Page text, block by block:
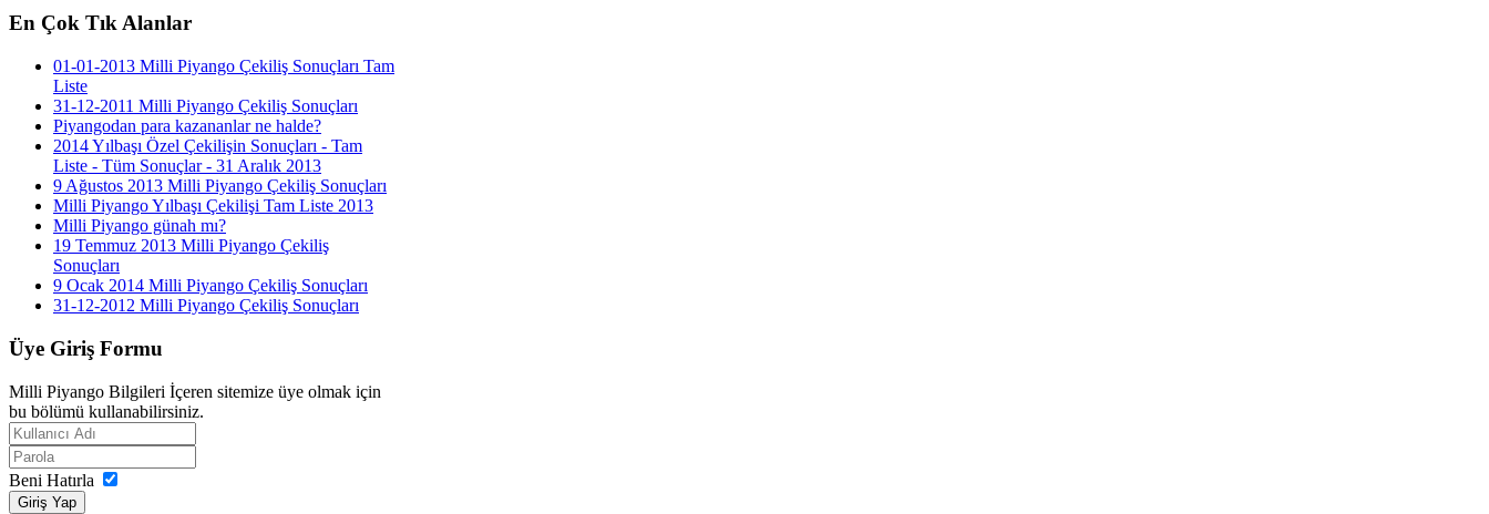
En Çok Tık Alanlar
01-01-2013 Milli Piyango Çekiliş Sonuçları Tam
Liste
31-12-2011 Milli Piyango Çekiliş Sonuçları
Piyangodan para kazananlar ne halde?
2014 Yılbaşı Özel Çekilişin Sonuçları - Tam
Liste - Tüm Sonuçlar - 31 Aralık 2013
9 Ağustos 2013 Milli Piyango Çekiliş Sonuçları
Milli Piyango Yılbaşı Çekilişi Tam Liste 2013
Milli Piyango günah mı?
19 Temmuz 2013 Milli Piyango Çekiliş
Sonuçları
9 Ocak 2014 Milli Piyango Çekiliş Sonuçları
31-12-2012 Milli Piyango Çekiliş Sonuçları
Üye Giriş Formu
Milli Piyango Bilgileri İçeren sitemize üye olmak için
bu bölümü kullanabilirsiniz.
Beni Hatırla
Giriş Yap